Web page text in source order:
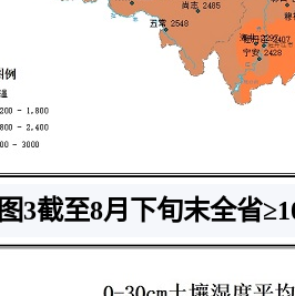
图3截至8月下旬末全省